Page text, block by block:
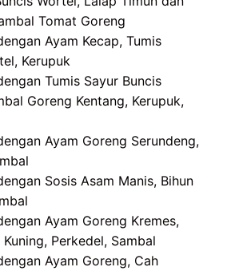
Tomat Goreng
Ayam Kecap, Tumis
Kerupuk
Tumis Sayur Buncis
Goreng Kentang, Kerupuk,
Ayam Goreng Serundeng,
Sosis Asam Manis, Bihun
Ayam Goreng Kremes,
Perkedel, Sambal
Ayam Goreng, Cah